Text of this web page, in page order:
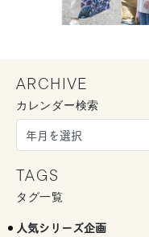
ARCHIVE
カレンダー検索
TAGS
タグ一覧
人気シリーズ企画